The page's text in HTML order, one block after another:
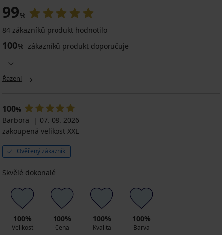
99%
84 zákazníků produkt hodnotilo
100% zákazníků produkt doporučuje
Řazení
100%
Barbora
07. 08. 2026
zakoupená velikost XXL
Ověřený zákazník
Skvělé dokonalé
100%
Velikost
100%
Cena
100%
Kvalita
100%
Barva